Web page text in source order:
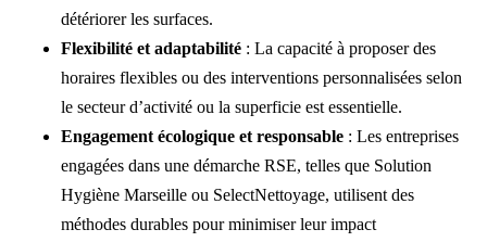
détériorer les surfaces.
Flexibilité et adaptabilité : La capacité à proposer des
horaires flexibles ou des interventions personnalisées selon
le secteur d’activité ou la superficie est essentielle.
Engagement écologique et responsable : Les entreprises
engagées dans une démarche RSE, telles que Solution
Hygiène Marseille ou SelectNettoyage, utilisent des
méthodes durables pour minimiser leur impact